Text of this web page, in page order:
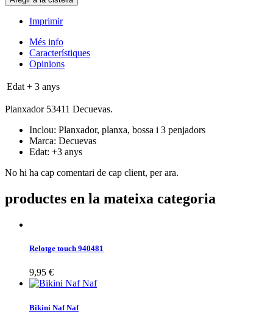
Imprimir
Més info
Característiques
Opinions
Edat + 3 anys
Planxador 53411 Decuevas.
Inclou: Planxador, planxa, bossa i 3 penjadors
Marca: Decuevas
Edat: +3 anys
No hi ha cap comentari de cap client, per ara.
productes en la mateixa categoria
Relotge touch 940481
9,95 €
Bikini Naf Naf